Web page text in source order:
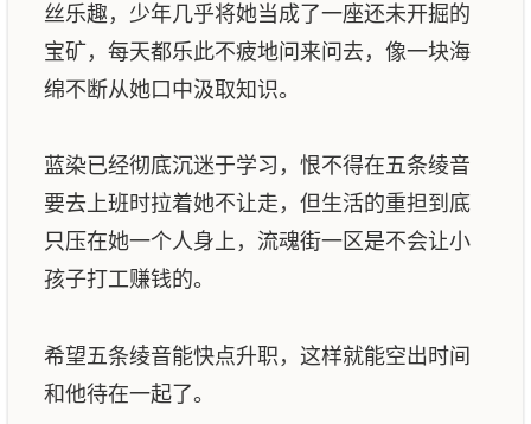
丝乐趣，少年几乎将她当成了一座还未开掘的
宝矿，每天都乐此不疲地问来问去，像一块海
绵不断从她口中汲取知识。
蓝染已经彻底沉迷于学习，恨不得在五条绫音
要去上班时拉着她不让走，但生活的重担到底
只压在她一个人身上，流魂街一区是不会让小
孩子打工赚钱的。
希望五条绫音能快点升职，这样就能空出时间
和他待在一起了。